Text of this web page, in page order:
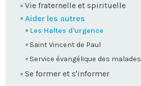
Vie fraternelle et spirituelle
Aider les autres
Les Haltes d'urgence
Saint Vincent de Paul
Service évangélique des malades
Se former et s'informer